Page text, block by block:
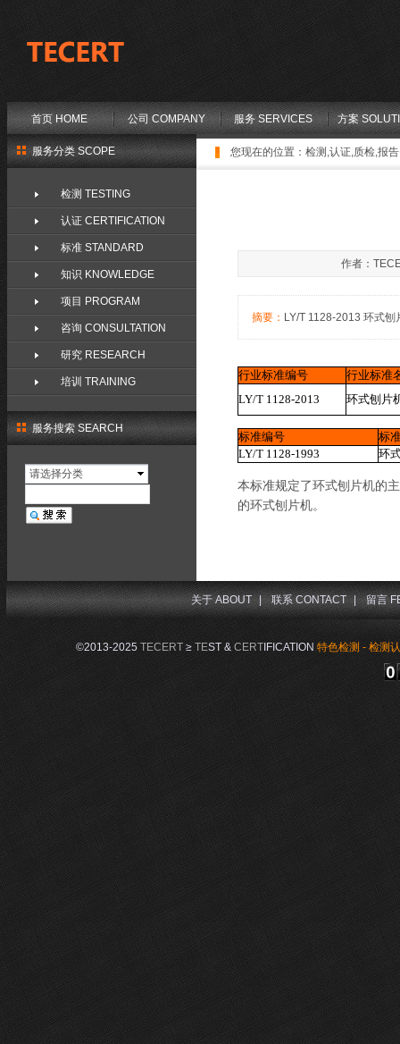
首页 HOME 公司 COMPANY 服务 SERVICES 方案
您现在的位置： 检测,认证,质检,报
服务搜索 SEARCH
请选择分类
作者：
摘要： LY/T 1128-2013 环式
行业标准编号
行业标准
LY/T 1128-2013
环式刨片
标准编号
标
LY/T 1128-1993
环
本标准规定了环式刨片机的
的环式刨片机。
服务分类 SCOPE
检测 TESTING
认证 CERTIFICATION
标准 STANDARD
知识 KNOWLEDGE
项目 PROGRAM
咨询 CONSULTATION
研究 RESEARCH
培训 TRAINING
©2013-2025 TECERT≥ TEST & CERTIFICATION 特色检测 - 检测
关于 ABOUT | 联系 CONTACT | 留言